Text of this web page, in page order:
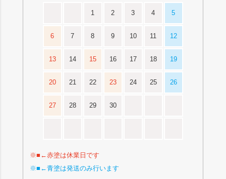
1 2 3 4 5
6 7 8 9 10 11 12
13 14 15 16 17 18 19
20 21 22 23 24 25 26
27 28 29 30
※■←赤塗は休業日です
※■←青塗は発送のみ行います